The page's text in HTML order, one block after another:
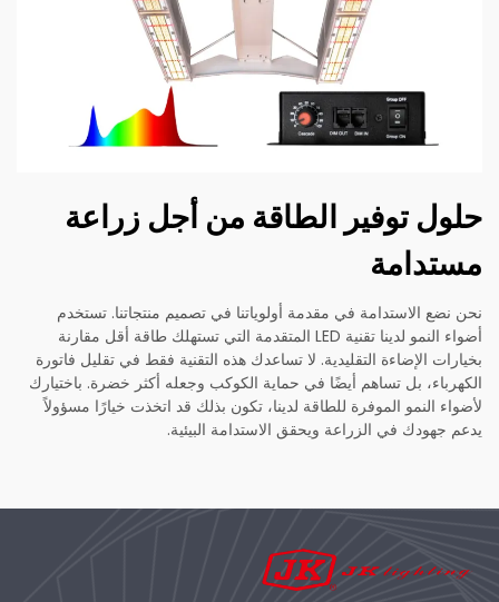
حلول توفير الطاقة من أجل زراعة
مستدامة
نحن نضع الاستدامة في مقدمة أولوياتنا في تصميم منتجاتنا. تستخدم
أضواء النمو لدينا تقنية LED المتقدمة التي تستهلك طاقة أقل مقارنة
بخيارات الإضاءة التقليدية. لا تساعدك هذه التقنية فقط في تقليل فاتورة
الكهرباء، بل تساهم أيضًا في حماية الكوكب وجعله أكثر خضرة. باختيارك
لأضواء النمو الموفرة للطاقة لدينا، تكون بذلك قد اتخذت خيارًا مسؤولاً
يدعم جهودك في الزراعة ويحقق الاستدامة البيئية.